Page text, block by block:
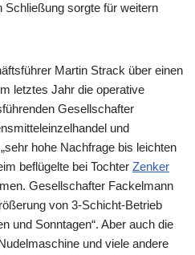
sorgte für weitern
Martin Strack über einen
letztes Jahr die operative
Gesellschafter
und
hohe Nachfrage bis leichten
beflügelte bei Tochter Zenker
Gesellschafter Fackelmann
von 3-Schicht-Betrieb
und Sonntagen“. Aber auch die
und viele andere